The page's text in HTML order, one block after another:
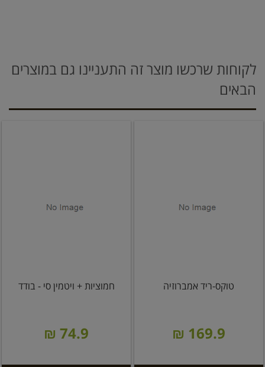
לקוחות שרכשו מוצר זה התעניינו גם במוצרים
הבאים
טוקס-ריד אמברוזיה
169.9 ₪
חמוציות + ויטמין סי - בודד
74.9 ₪